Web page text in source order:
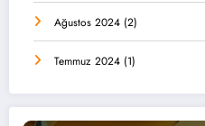
Ağustos 2024 (2)
Temmuz 2024 (1)